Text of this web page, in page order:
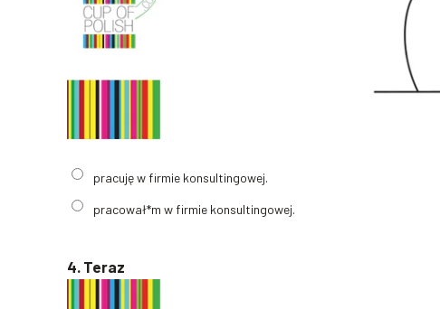
pracuję w firmie konsultingowej.
pracował*m w firmie konsultingowej.
4. Teraz